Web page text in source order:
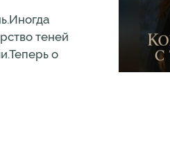
теней
о